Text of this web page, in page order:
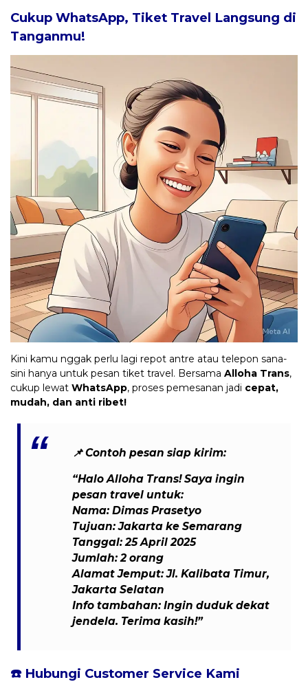
Cukup WhatsApp, Tiket Travel Langsung di
Tanganmu!
Kini kamu nggak perlu lagi repot antre atau telepon sana-
sini hanya untuk pesan tiket travel. Bersama Alloha Trans,
cukup lewat WhatsApp, proses pemesanan jadi cepat,
mudah, dan anti ribet!
📌Contoh pesan siap kirim:
“Halo Alloha Trans! Saya ingin
pesan travel untuk:
Nama: Dimas Prasetyo
Tujuan: Jakarta ke Semarang
Tanggal: 25 April 2025
Jumlah: 2 orang
Alamat Jemput: Jl. Kalibata Timur,
Jakarta Selatan
Info tambahan: Ingin duduk dekat
jendela. Terima kasih!”
☎️ Hubungi Customer Service Kami